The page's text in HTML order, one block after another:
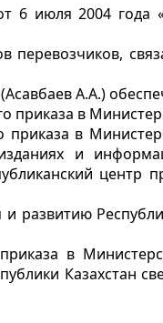
6 июля 2004
перевозчиков,
А.А.)
приказа в
в
и
развитию
в
Казахстан